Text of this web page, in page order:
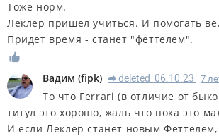
Тоже норм.
Леклер пришел учиться. И помогать
Придет время - станет "феттелем".
Вадим (fipk) R deleted_06.10.23 7
То что Ferrari (в отличие от
титул это хорошо, жаль что пока это
И если Леклер станет новым Феттелем,